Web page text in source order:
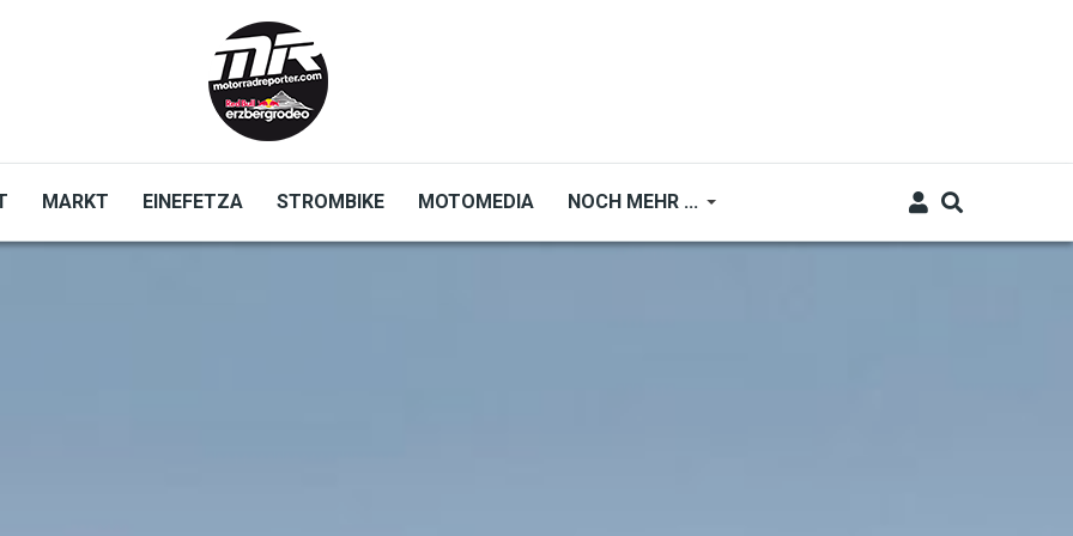
MARKT EINEFETZA STROMBIKE MOTOMEDIA NOCH MEHR ...